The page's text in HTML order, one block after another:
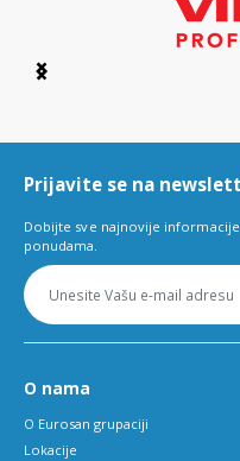
Item
6
Prijavite se na
Dobijte sve najnovije
ponudama.
O nama
O Eurosan grupaciji
Lokacije